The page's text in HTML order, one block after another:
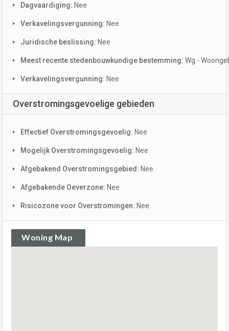
Dagvaardiging: Nee
Verkavelingsvergunning: Nee
Juridische beslissing: Nee
Meest recente stedenbouwkundige bestemming: Wg -
Verkavelingsvergunning: Nee
Overstromingsgevoelige gebieden
Effectief Overstromingsgevoelig: Nee
Mogelijk Overstromingsgevoelig: Nee
Afgebakend Overstromingsgebied: Nee
Afgebakende Oeverzone: Nee
Risicozone voor Overstromingen: Nee
Woning Map